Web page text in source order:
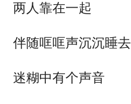
两人靠在一起
伴随哐哐声沉沉睡去
迷糊中有个声音